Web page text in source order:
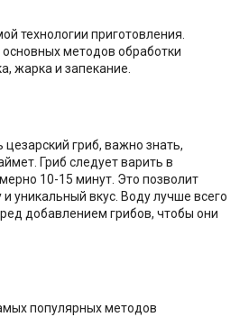
технологии приготовления.
методов обработки
жарка и запекание.
гриб, важно знать,
Гриб следует варить в
10-15 минут. Это позволит
и уникальный вкус. Воду лучше всего
добавлением грибов, чтобы они
популярных методов